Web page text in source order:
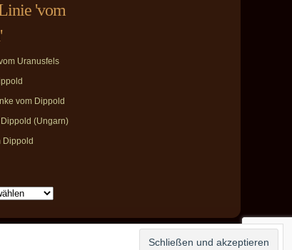
'vom
Uranusfels
vom Dippold
(Ungarn)
Dippold